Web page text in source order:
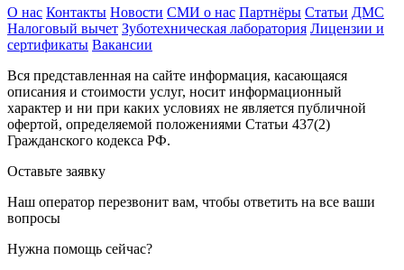
О нас Контакты Новости СМИ о нас Партнёры Статьи ДМС
Налоговый вычет Зуботехническая лаборатория Лицензии и
сертификаты Вакансии
Вся представленная на сайте информация, касающаяся
описания и стоимости услуг, носит информационный
характер и ни при каких условиях не является публичной
офертой, определяемой положениями Статьи 437(2)
Гражданского кодекса РФ.
Оставьте заявку
Наш оператор перезвонит вам, чтобы ответить на все ваши
вопросы
Нужна помощь сейчас?